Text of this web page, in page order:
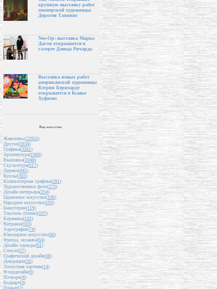
крупную выставку работ
пионерской художницы
Доротеи Таннинг
Neo-Op: выставка Марка
Дагли открывается в
галерее Дэвида Ричарда
Выставка новых работ
американской художницы
Кэтрин Бернхардт
открывается в Ксавье
Хуфкенс
Вид искусства
Живопись(22953)
Другое(3334)
Графика(3261)
Архитектура(1969)
Вышивка(1048)
Скульптура(617)
Дерево(445)
Куклы(302)
Компьютерная графика(281)
Художественное фото(273)
Дизайн интерьера(254)
Церковное искусство(196)
Народное искусство(193)
Бижутерия(119)
Текстиль (батик)(107)
Керамика(105)
Витражи(103)
Аэрография(74)
Ювелирное искусство(66)
Фреска, мозаика(64)
Дизайн одежды(61)
Стекло(57)
Графический дизайн(38)
Декорации(26)
Лоскутная картина(14)
Флордизайн(9)
Пэчворк(4)
Бодиарт(3)